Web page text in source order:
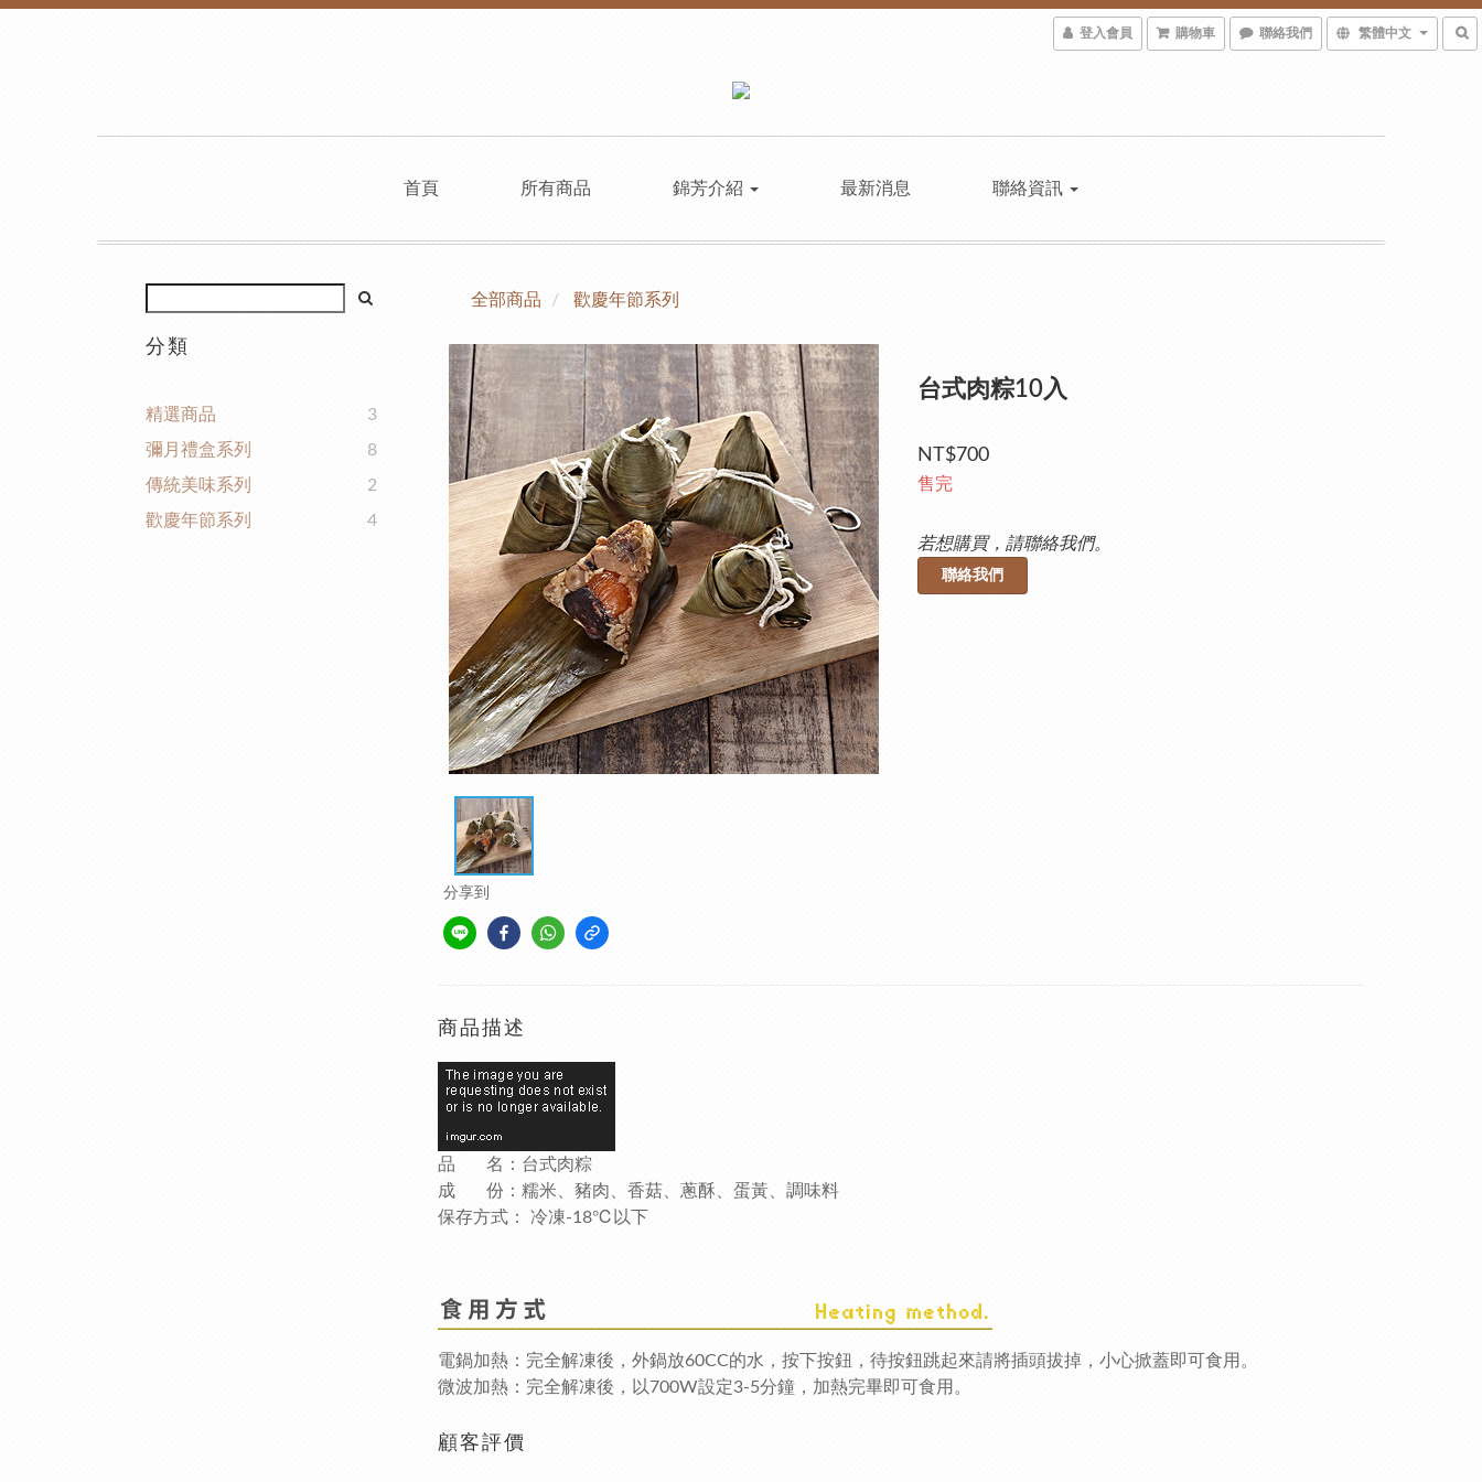
登入會員 購物車 聯絡我們 繁體中文
首頁 所有商品 錦芳介紹 最新消息 聯絡資訊
分類
精選商品
3
彌月禮盒系列
8
傳統美味系列
2
歡慶年節系列
4
全部商品 歡慶年節系列
分享到
台式肉粽10入
NT$700
售完
若想購買，請聯絡我們。
聯絡我們
商品描述
品 名：台式肉粽
成 份：糯米、豬肉、香菇、蔥酥、蛋黃、調味料
保存方式： 冷凍-18℃以下
電鍋加熱：完全解凍後，外鍋放60CC的水，按下按鈕，待按鈕跳起來請將插頭拔掉，小心掀蓋即可食用。
微波加熱：完全解凍後，以700W設定3-5分鐘，加熱完畢即可食用。
顧客評價